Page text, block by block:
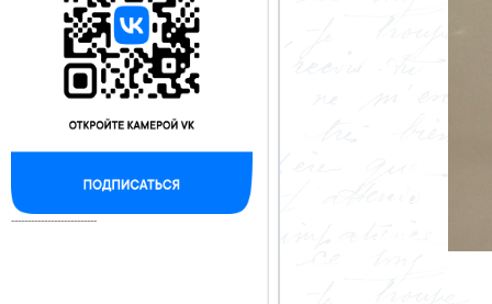
--------------------------